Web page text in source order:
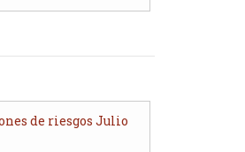
de riesgos Julio